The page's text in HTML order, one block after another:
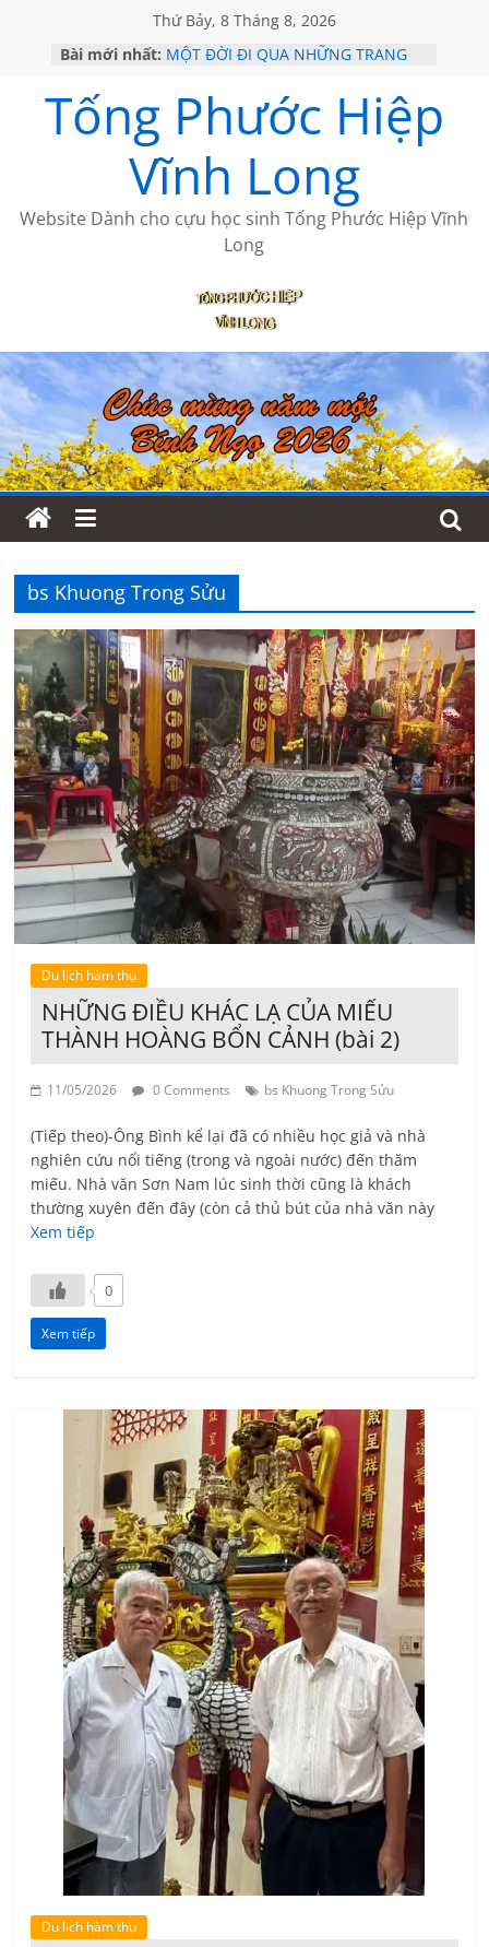
Thứ Bảy, 8 Tháng 8, 2026
Bài mới nhất: MỘT ĐỜI ĐI QUA NHỮNG TRANG
KHÔNG ĐỀ 19 CỦA THÁI LÃO
CHÙM THƠ CỦA BÍCH HÀ
GIÃ TỪ ĐÀ LẠT của ANTH ĐOÀN
HỌC SỬ HỒI XƯA
Tống Phước Hiệp
Vĩnh Long
Website Dành cho cựu học sinh Tống Phước Hiệp Vĩnh
Long
bs Khuong Trong Sửu
Du lịch hàm thụ
NHỮNG ĐIỀU KHÁC LẠ CỦA MIẾU
THÀNH HOÀNG BỔN CẢNH (bài 2)
11/05/2026 0 Comments bs Khuong Trong Sửu
(Tiếp theo)-Ông Bình kể lại đã có nhiều học giả và nhà
nghiên cứu nổi tiếng (trong và ngoài nước) đến thăm
miếu. Nhà văn Sơn Nam lúc sinh thời cũng là khách
thường xuyên đến đây (còn cả thủ bút của nhà văn này
Xem tiếp
0
Xem tiếp
Du lịch hàm thụ